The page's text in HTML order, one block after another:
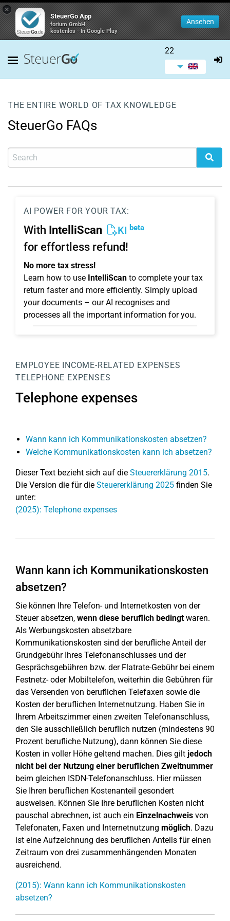
×
SteuerGo App
forium GmbH
kostenlos - In Google Play
Ansehen
22
THE ENTIRE WORLD OF TAX KNOWLEDGE
SteuerGo FAQs
AI POWER FOR YOUR TAX:
With IntelliScan KI beta
for effortless refund!
No more tax stress!
Learn how to use IntelliScan to complete your tax
return faster and more efficiently. Simply upload
your documents – our AI recognises and
processes all the important information for you.
EMPLOYEE INCOME-RELATED EXPENSES
TELEPHONE EXPENSES
Telephone expenses
Wann kann ich Kommunikationskosten absetzen?
Welche Kommunikationskosten kann ich absetzen?
Dieser Text bezieht sich auf die Steuererklärung 2015.
Die Version die für die Steuererklärung 2025 finden Sie
unter:
(2025): Telephone expenses
Wann kann ich Kommunikationskosten
absetzen?
Sie können Ihre Telefon- und Internetkosten von der
Steuer absetzen, wenn diese beruflich bedingtwaren.
Als Werbungskosten absetzbare
Kommunikationskosten sind der berufliche Anteil der
Grundgebühr Ihres Telefonanschlusses und der
Gesprächsgebühren bzw. der Flatrate-Gebühr bei einem
Festnetz- oder Mobiltelefon, weiterhin die Gebühren für
das Versenden von beruflichen Telefaxen sowie die
Kosten der beruflichen Internetnutzung. Haben Sie in
Ihrem Arbeitszimmer einen zweiten Telefonanschluss,
den Sie ausschließlich beruflich nutzen (mindestens 90
Prozent berufliche Nutzung), dann können Sie diese
Kosten in voller Höhe geltend machen. Dies gilt jedoch
nicht bei der Nutzung einer beruflichen Zweitnummer
beim gleichen ISDN-Telefonanschluss. Hier müssen
Sie Ihren beruflichen Kostenanteil gesondert
ausweisen. Können Sie Ihre beruflichen Kosten nicht
pauschal abrechnen, ist auch ein Einzelnachweis von
Telefonaten, Faxen und Internetnutzung möglich. Dazu
ist eine Aufzeichnung des beruflichen Anteils für einen
Zeitraum von drei zusammenhängenden Monaten
ausreichend.
(2015): Wann kann ich Kommunikationskosten
absetzen?